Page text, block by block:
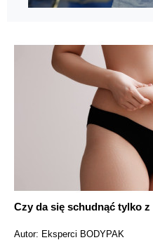
Czy da się schudnąć tylko
Autor: Eksperci BODYPAK